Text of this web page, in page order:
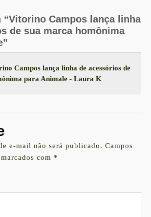
“Vitorino Campos lança linha
de sua marca homônima
Campos lança linha de acessórios de
para Animale - Laura K
e-mail não será publicado. Campos
com *